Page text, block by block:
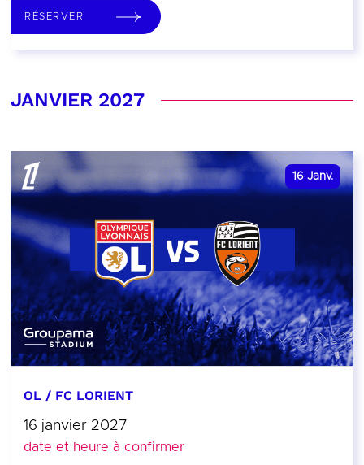
RÉSERVER
JANVIER 2027
16 Janv.
OL / FC LORIENT
16 janvier 2027
date et heure à confirmer